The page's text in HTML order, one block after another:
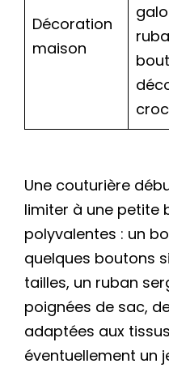
Décoration
maison
Une couturière
limiter à une petite
polyvalentes : un
quelques boutons
tailles, un ruban
poignées de sac,
adaptées aux
éventuellement un